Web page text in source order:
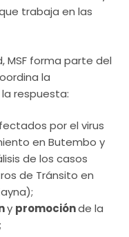
trabaja en las
MSF forma parte del
la
respuesta:
por el virus
en Butembo y
de los casos
de Tránsito en
y promociónde la